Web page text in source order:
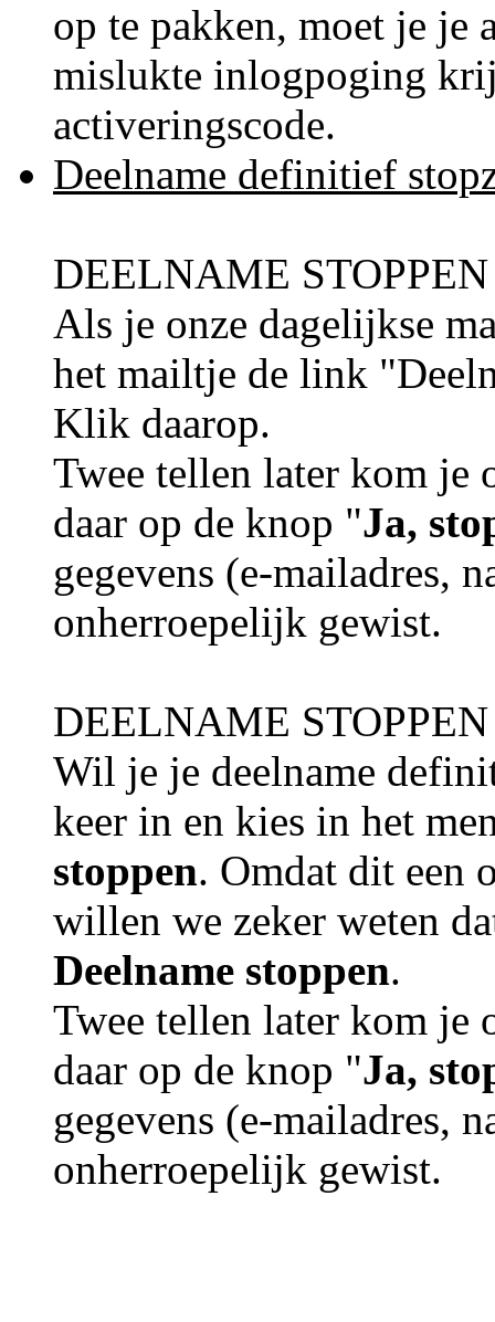
op te pakken, moet je je
mislukte inlogpoging
activeringscode.
Deelname definitief
DEELNAME
Als je onze dagelijkse
het mailtje de link
Klik daarop.
Twee tellen later kom je
daar op de knop "Ja,
gegevens (e-mailadres,
onherroepelijk gewist.
DEELNAME
Wil je je deelname
keer in en kies in het
stoppen. Omdat dit een
willen we zeker weten
Deelname stoppen.
Twee tellen later kom je
daar op de knop "Ja,
gegevens (e-mailadres,
onherroepelijk gewist.